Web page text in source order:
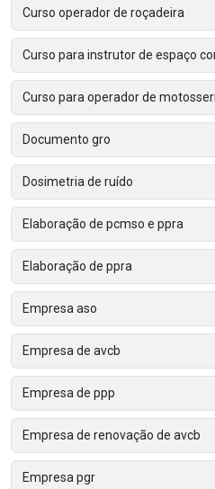
Curso operador de roçadeira
Curso para instrutor de espaço
Curso para operador de
Documento gro
Dosimetria de ruído
Elaboração de pcmso e ppra
Elaboração de ppra
Empresa aso
Empresa de avcb
Empresa de ppp
Empresa de renovação de avcb
Empresa pgr